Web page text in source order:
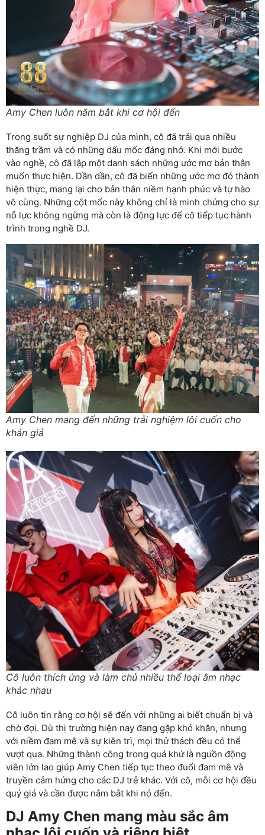
Amy Chen luôn nắm bắt khi cơ hội đến
Trong suốt sự nghiệp DJ của mình, cô đã trải qua nhiều
thăng trầm và có những dấu mốc đáng nhớ. Khi mới bước
vào nghề, cô đã lập một danh sách những ước mơ bản thân
muốn thực hiện. Dần dần, cô đã biến những ước mơ đó thành
hiện thực, mang lại cho bản thân niềm hạnh phúc và tự hào
vô cùng. Những cột mốc này không chỉ là minh chứng cho sự
nỗ lực không ngừng mà còn là động lực để cô tiếp tục hành
trình trong nghề DJ.
Amy Chen mang đến những trải nghiệm lôi cuốn cho
khán giả
Cô luôn thích ứng và làm chủ nhiều thể loại âm nhạc
khác nhau
Cô luôn tin rằng cơ hội sẽ đến với những ai biết chuẩn bị và
chờ đợi. Dù thị trường hiện nay đang gặp khó khăn, nhưng
với niềm đam mê và sự kiên trì, mọi thử thách đều có thể
vượt qua. Những thành công trong quá khứ là nguồn động
viên lớn lao giúp Amy Chen tiếp tục theo đuổi đam mê và
truyền cảm hứng cho các DJ trẻ khác. Với cô, mỗi cơ hội đều
quý giá và cần được nắm bắt khi nó đến.
DJ Amy Chen mang màu sắc âm